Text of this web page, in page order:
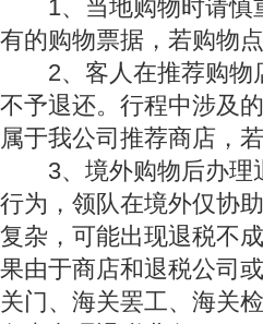
1、当地购物时请慎
有的购物票据，若购物
2、客人在推荐购物
不予退还。行程中涉及
属于我公司推荐商店，
3、境外购物后办理
行为，领队在境外仅协
复杂，可能出现退税不
果由于商店和退税公司
关门、海关罢工、海关